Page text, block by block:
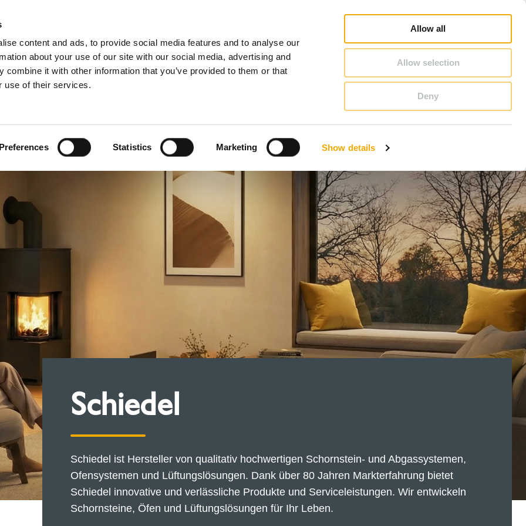
content and ads, to provide social media features and to analyse our
about your use of our site with our social media, advertising and
combine it with other information that you’ve provided to them or that
use of their services.
Preferences Statistics Marketing Show details
Allow all
Allow selection
Deny
Dänemark
Estland
Litauen
Norwegen
Schweden
Schweiz
Slowenien
Tschechische Republik
Für Profis
Schiedel
Schiedel ist Hersteller von qualitativ hochwertigen Schornstein- und Abgassystemen,
Ofensystemen und Lüftungslösungen. Dank über 80 Jahren Markterfahrung bietet
Schiedel innovative und verlässliche Produkte und Serviceleistungen. Wir entwickeln
Schornsteine, Öfen und Lüftungslösungen für Ihr Leben.